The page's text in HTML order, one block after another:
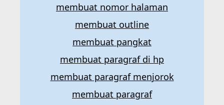
membuat nomor halaman
membuat outline
membuat pangkat
membuat paragraf di hp
membuat paragraf menjorok
membuat paragraf